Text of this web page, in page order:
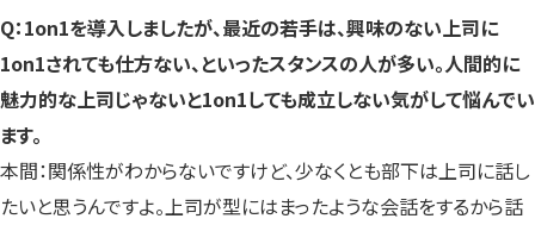
Q：1on1を導入しましたが、最近の若手は、興味のない上司に
1on1されても仕方ない、といったスタンスの人が多い。人間的に
魅力的な上司じゃないと1on1しても成立しない気がして悩んでい
ます。
本間：関係性がわからないですけど、少なくとも部下は上司に話し
たいと思うんですよ。上司が型にはまったような会話をするから話